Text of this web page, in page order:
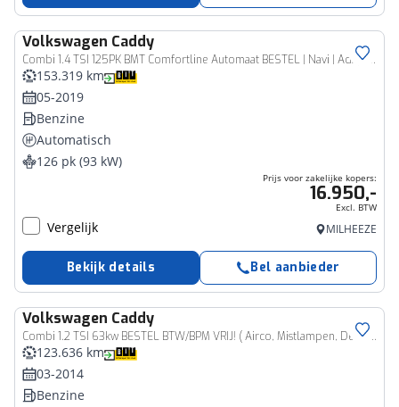
Volkswagen Caddy
Combi 1.4 TSI 125PK BMT Comfortline Automaat BESTEL | Navi | Adaptive cruise | 2 x achterdeur
Bedrijfswagen
153.319 km
05-2019
Benzine
Automatisch
126 pk (93 kW)
Prijs voor zakelijke kopers:
16.950,-
Excl. BTW
Vergelijk MILHEEZE
Bekijk details Bel aanbieder
Volkswagen Caddy
Combi 1.2 TSI 63kw BESTEL BTW/BPM VRIJ! ( Airco, Mistlampen, Deurtjes) RIJKLAARPRIJS!
Bedrijfswagen
123.636 km
03-2014
Benzine